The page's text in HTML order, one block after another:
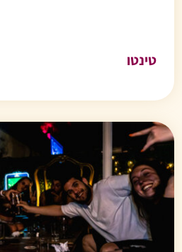
טינטו